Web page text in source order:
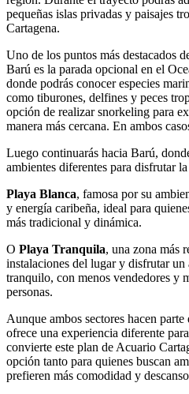
pequeñas islas privadas y paisajes
Cartagena.
Uno de los puntos más destacados
Barú es la parada opcional en el
donde podrás conocer especies
como tiburones, delfines y peces
opción de realizar snorkeling para
manera más cercana. En ambos
Luego continuarás hacia Barú,
ambientes diferentes para disfrutar
Playa Blanca, famosa por su
y energía caribeña, ideal para
más tradicional y dinámica.
O Playa Tranquila, una zona más
instalaciones del lugar y disfrutar
tranquilo, con menos vendedores y
personas.
Aunque ambos sectores hacen
ofrece una experiencia diferente
convierte este plan de Acuario
opción tanto para quienes buscan
prefieren más comodidad y